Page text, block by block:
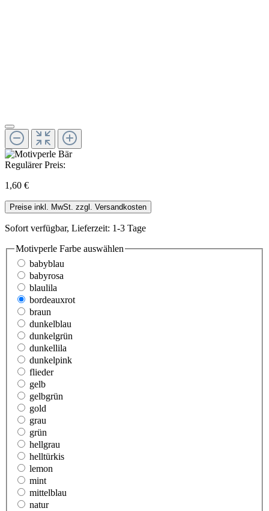
Regulärer Preis:
1,60 €
Preise inkl. MwSt. zzgl. Versandkosten
Sofort verfügbar, Lieferzeit: 1-3 Tage
Motivperle Farbe auswählen
babyblau
babyrosa
blaulila
bordeauxrot
braun
dunkelblau
dunkelgrün
dunkellila
dunkelpink
flieder
gelb
gelbgrün
gold
grau
grün
hellgrau
helltürkis
lemon
mint
mittelblau
natur